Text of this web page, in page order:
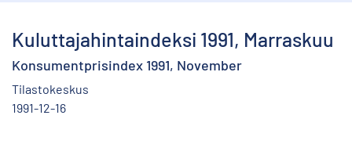
Kuluttajahintaindeksi 1991, Marraskuu
Konsumentprisindex 1991, November
Tilastokeskus
1991-12-16